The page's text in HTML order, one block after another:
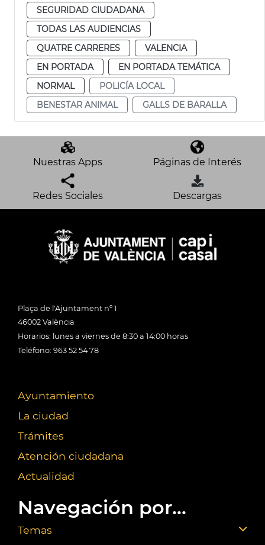
SEGURIDAD CIUDADANA
TODAS LAS AUDIENCIAS
QUATRE CARRERES
VALENCIA
EN PORTADA
EN PORTADA TEMÁTICA
NORMAL
POLICÍA LOCAL
BENESTAR ANIMAL
GALLS DE BARALLA
Nuestras Apps Páginas de Interés
Redes Sociales Descargas
Plaça de l'Ajuntament nº 1
46002 València
Horarios: lunes a viernes de 8:30 a 14:00 horas
Teléfono: 963 52 54 78
Ayuntamiento
La ciudad
Trámites
Atención ciudadana
Actualidad
Navegación por...
Temas